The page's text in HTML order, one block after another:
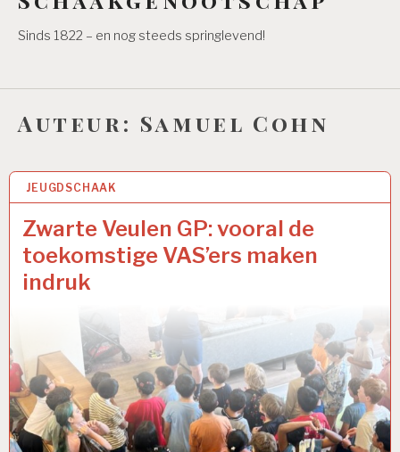
Sinds 1822 – en nog steeds springlevend!
Auteur: Samuel Cohn
JEUGDSCHAAK
Zwarte Veulen GP: vooral de
toekomstige VAS’ers maken
indruk
6 JUL 2026